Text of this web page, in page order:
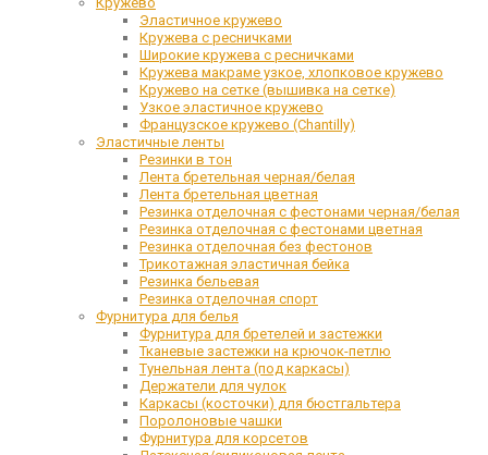
Эластичное кружево
Кружева с ресничками
Широкие кружева с ресничками
Кружева макраме узкое, хлопковое кружево
Кружево на сетке (вышивка на сетке)
Узкое эластичное кружево
Французское кружево (Chantilly)
Эластичные ленты
Резинки в тон
Лента бретельная черная/белая
Лента бретельная цветная
Резинка отделочная с фестонами черная/белая
Резинка отделочная с фестонами цветная
Резинка отделочная без фестонов
Трикотажная эластичная бейка
Резинка бельевая
Резинка отделочная спорт
Фурнитура для белья
Фурнитура для бретелей и застежки
Тканевые застежки на крючок-петлю
Тунельная лента (под каркасы)
Держатели для чулок
Каркасы (косточки) для бюстгальтера
Поролоновые чашки
Фурнитура для корсетов